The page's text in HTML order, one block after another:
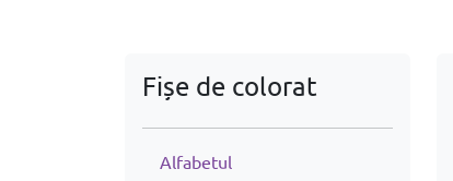
Fișe de colorat
Alfabetul